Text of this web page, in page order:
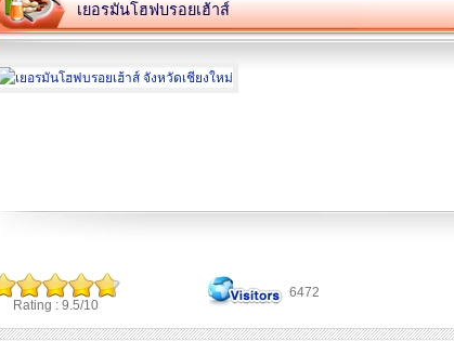
เยอรมันโฮฟบรอยเฮ้าส์
Rating : 9.5/10
6472